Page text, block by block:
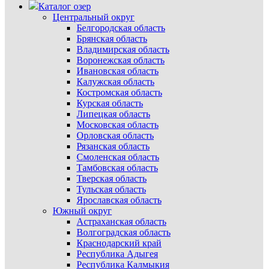
Каталог озер
Центральный округ
Белгородская область
Брянская область
Владимирская область
Воронежская область
Ивановская область
Калужская область
Костромская область
Курская область
Липецкая область
Московская область
Орловская область
Рязанская область
Смоленская область
Тамбовская область
Тверская область
Тульская область
Ярославская область
Южный округ
Астраханская область
Волгоградская область
Краснодарский край
Республика Адыгея
Республика Калмыкия